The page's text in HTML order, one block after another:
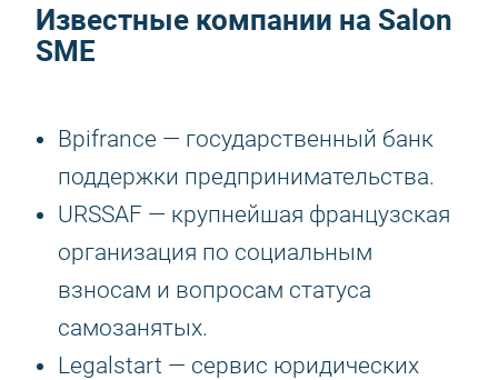
Известные компании на Salon
SME
Bpifrance — государственный банк
поддержки предпринимательства.
URSSAF — крупнейшая французская
организация по социальным
взносам и вопросам статуса
самозанятых.
Legalstart — сервис юридических